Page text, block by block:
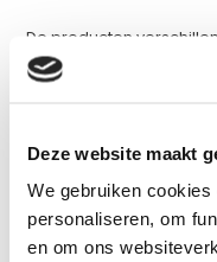
Deze website maakt
We gebruiken
personaliseren, om
en om ons
De producten
professional als doe-
van de juiste digitale
Hoe kiest u de
In ons assortiment vindt